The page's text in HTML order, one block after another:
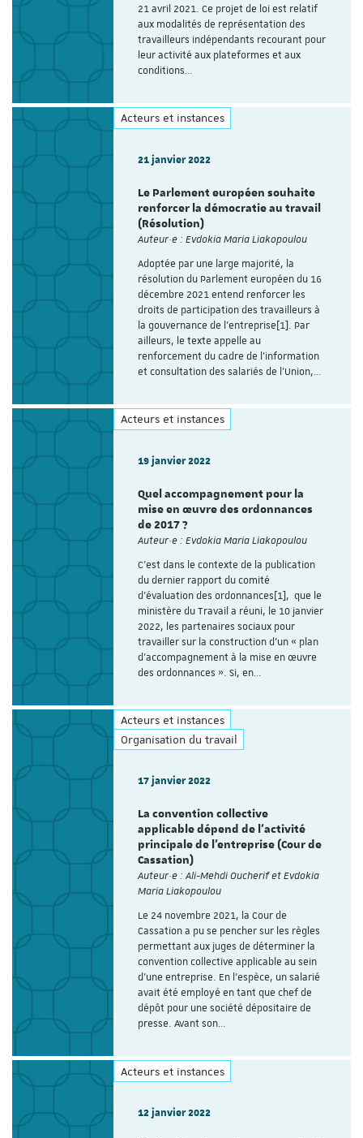
21 avril 2021. Ce projet de loi est relatif
aux modalités de représentation des
travailleurs indépendants recourant pour
leur activité aux plateformes et aux
conditions…
Acteurs et instances
21 janvier 2022
Le Parlement européen souhaite
renforcer la démocratie au travail
(Résolution)
Auteur·e : Evdokia Maria Liakopoulou
Adoptée par une large majorité, la
résolution du Parlement européen du 16
décembre 2021 entend renforcer les
droits de participation des travailleurs à
la gouvernance de l’entreprise[1]. Par
ailleurs, le texte appelle au
renforcement du cadre de l’information
et consultation des salariés de l’Union,…
Acteurs et instances
19 janvier 2022
Quel accompagnement pour la
mise en œuvre des ordonnances
de 2017 ?
Auteur·e : Evdokia Maria Liakopoulou
C’est dans le contexte de la publication
du dernier rapport du comité
d’évaluation des ordonnances[1], que le
ministère du Travail a réuni, le 10 janvier
2022, les partenaires sociaux pour
travailler sur la construction d’un « plan
d’accompagnement à la mise en œuvre
des ordonnances ». Si, en…
Acteurs et instances
Organisation du travail
17 janvier 2022
La convention collective
applicable dépend de l’activité
principale de l’entreprise (Cour de
Cassation)
Auteur·e : Ali-Mehdi Oucherif et Evdokia
Maria Liakopoulou
Le 24 novembre 2021, la Cour de
Cassation a pu se pencher sur les règles
permettant aux juges de déterminer la
convention collective applicable au sein
d'une entreprise. En l'espèce, un salarié
avait été employé en tant que chef de
dépôt pour une société dépositaire de
presse. Avant son…
Acteurs et instances
12 janvier 2022